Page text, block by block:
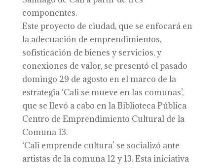
componentes.
Este proyecto de ciudad, que se enfocará en
la adecuación de emprendimientos,
sofisticación de bienes y servicios, y
conexiones de valor, se presentó el pasado
domingo 29 de agosto en el marco de la
estrategia ‘Cali se mueve en las comunas’,
que se llevó a cabo en la Biblioteca Pública
Centro de Emprendimiento Cultural de la
Comuna 13.
‘Cali emprende cultura’ se socializó ante
artistas de la comuna 12 y 13. Esta iniciativa